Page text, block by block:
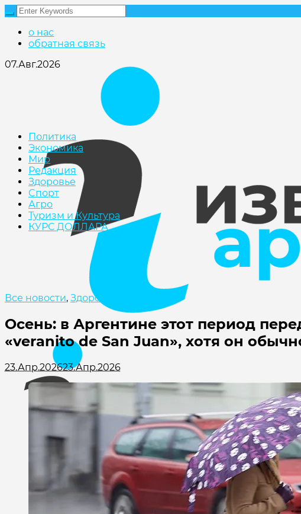
о нас
обратная связь
07.Авг.2026
Политика
Экономика
Мир
Редакция
Здоровье
Cпорт
Агро
Туризм и Культура
КУРС ДОЛЛАРА
Все новости, Здоровье /климат
Осень: в Аргентине этот период
«veranito de San Juan», хотя он
23.Апр.202623.Апр.2026